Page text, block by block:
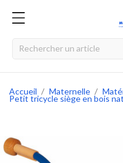
Accueil Maternelle
Petit tricycle siège en bois